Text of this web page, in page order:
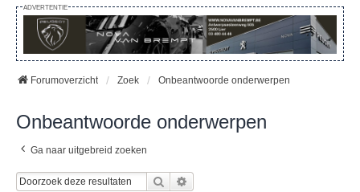
ADVERTENTIE
Forumoverzicht Zoek Onbeantwoorde onderwerpen
Onbeantwoorde onderwerpen
Ga naar uitgebreid zoeken
Zoek